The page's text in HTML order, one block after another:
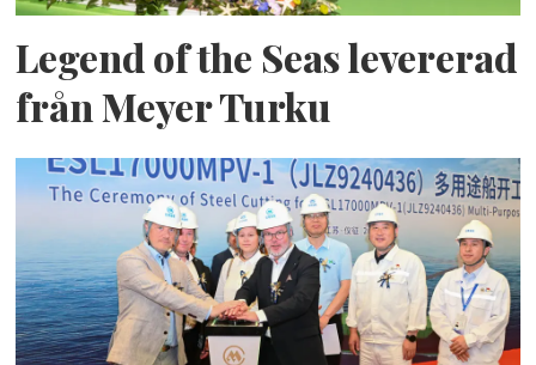
Legend of the Seas levererad
från Meyer Turku